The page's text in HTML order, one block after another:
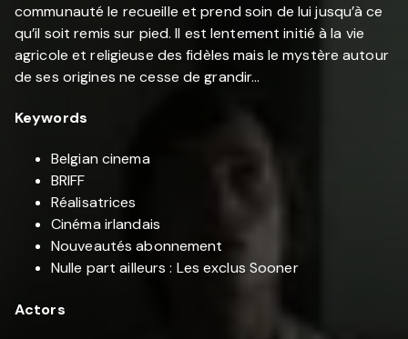
communauté le recueille et prend soin de lui jusqu’à ce
qu’il soit remis sur pied. Il est lentement initié à la vie
agricole et religieuse des fidèles mais le mystère autour
de ses origines ne cesse de grandir...
Keywords
Belgian cinema
BRIFF
Réalisatrices
Cinéma irlandais
Nouveautés abonnement
Nulle part ailleurs : Les exclus Sooner
Actors